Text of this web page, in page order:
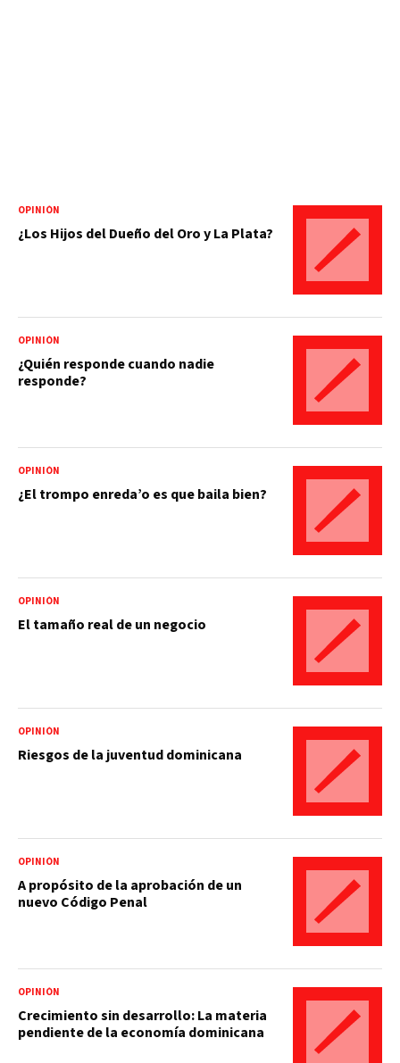
OPINIÓN
¿Los Hijos del Dueño del Oro y La Plata?
OPINIÓN
¿Quién responde cuando nadie
responde?
OPINIÓN
¿El trompo enreda’o es que baila bien?
OPINIÓN
El tamaño real de un negocio
OPINIÓN
Riesgos de la juventud dominicana
OPINIÓN
A propósito de la aprobación de un
nuevo Código Penal
OPINIÓN
Crecimiento sin desarrollo: La materia
pendiente de la economía dominicana